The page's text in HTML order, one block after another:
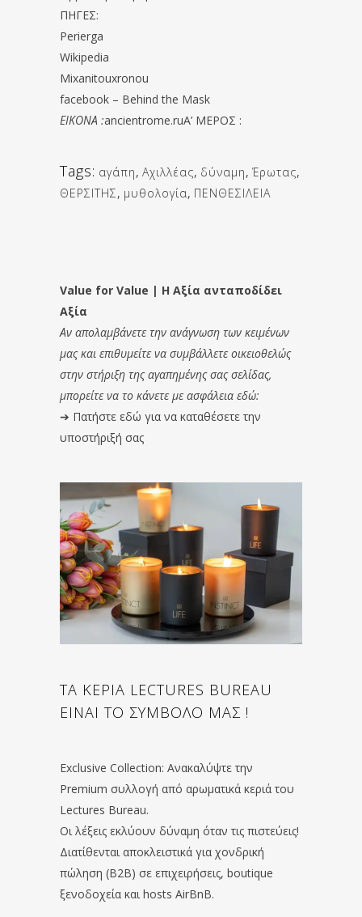
ΠΗΓΕΣ:
Perierga
Wikipedia
Mixanitouxronou
facebook – Behind the Mask
ΕΙΚΟΝΑ :ancientrome.ruΑ’ ΜΕΡΟΣ :
Tags: αγάπη, Αχιλλέας, δύναμη, Έρωτας,
ΘΕΡΣΙΤΗΣ, μυθολογία, ΠΕΝΘΕΣΙΛΕΙΑ
Value for Value | Η Αξία ανταποδίδει
Αξία
Αν απολαμβάνετε την ανάγνωση των κειμένων
μας και επιθυμείτε να συμβάλλετε οικειοθελώς
στην στήριξη της αγαπημένης σας σελίδας,
μπορείτε να το κάνετε με ασφάλεια εδώ:
➔ Πατήστε εδώ για να καταθέσετε την
υποστήριξή σας
ΤΑ ΚΕΡΙΑ LECTURES BUREAU
ΕΙΝΑΙ ΤΟ ΣΥΜΒΟΛΟ ΜΑΣ !
Exclusive Collection: Ανακαλύψτε την
Premium συλλογή από αρωματικά κεριά του
Lectures Bureau.
Οι λέξεις εκλύουν δύναμη όταν τις πιστεύεις!
Διατίθενται αποκλειστικά για χονδρική
πώληση (B2B) σε επιχειρήσεις, boutique
ξενοδοχεία και hosts AirBnB.